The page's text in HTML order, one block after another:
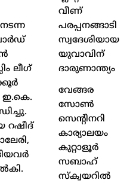
ലീഗ്
ഇ.കെ.
റഷീദ്
വീണ്
പരപ്പനങ്ങാടി
സ്വദേശിയായ
യുവാവിന്
ദാരുണാന്ത്യം
വേങ്ങര
സോൺ
സെൻ്റിനറി
കാര്യാലയം
കുറ്റാളൂർ
സബാഹ്
സ്ക്വയറിൽ